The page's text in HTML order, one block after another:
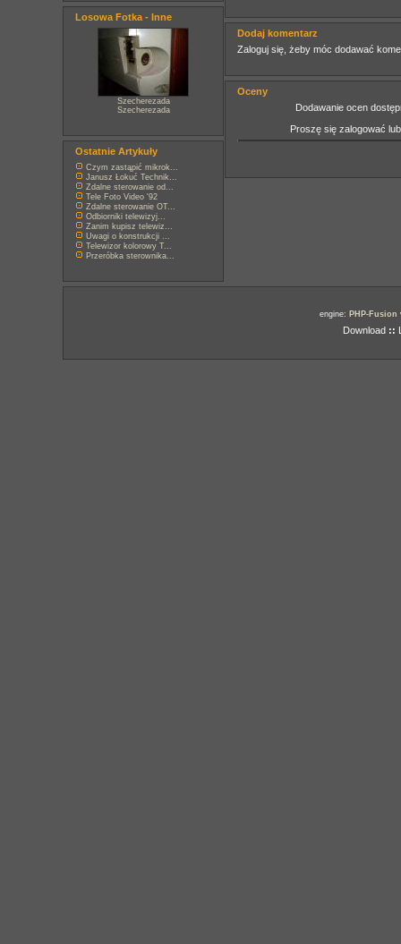
Losowa Fotka - Inne
Szecherezada
Szecherezada
Ostatnie Artykuły
Czym zastąpić mikrok...
Janusz Łokuć Technik...
Zdalne sterowanie od...
Tele Foto Video '92
Zdalne sterowanie OT...
Odbiorniki telewizyj...
Zanim kupisz telewiz...
Uwagi o konstrukcji ...
Telewizor kolorowy T...
Przeróbka sterownika...
Dodaj komentarz
Zaloguj się, żeby móc dodawać
Oceny
Dodawanie ocen
Proszę się zalogować
engine: PHP-Fusion
Download ::